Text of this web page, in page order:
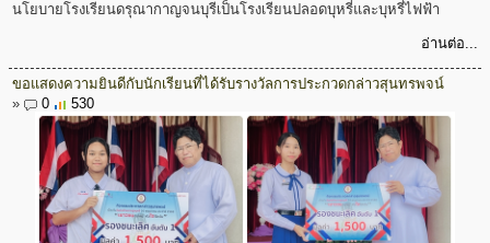
นโยบายโรงเรียนดรุณากาญจนบุรีเป็นโรงเรียนปลอดบุหรี่และบุหรี่ไฟฟ้า
อ่านต่อ...
ขอแสดงความยินดีกับนักเรียนที่ได้รับรางวัลการประกวดกล่าวสุนทรพจน์
»
0 530